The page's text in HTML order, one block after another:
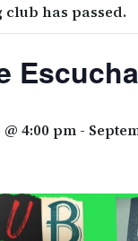
has passed.
4:00 pm -